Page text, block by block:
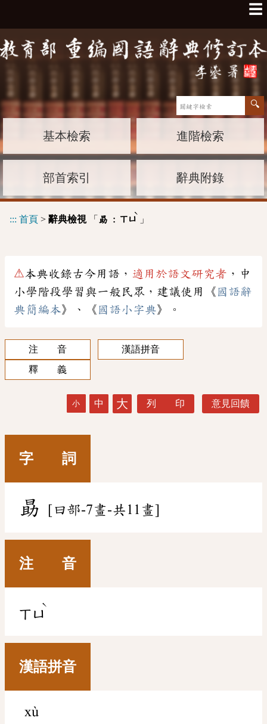
☰
基本檢索 進階檢索
部首索引 辭典附錄
::: 首頁 > 辭典檢視「 勗 : ㄒㄩ
ˋ
」
⚠本典收錄古今用語， 適用於語文研究者 ，中
小學階段學習與一般民眾，建議使用《 國語辭
典簡編本》、《 國語小字典》。
注 音
漢語拼音
釋 義
小 中 大 列 印 意見回饋
字 詞
勗 [曰部-7畫-共11畫]
注 音
ㄒㄩ
ˋ
漢語拼音
xù